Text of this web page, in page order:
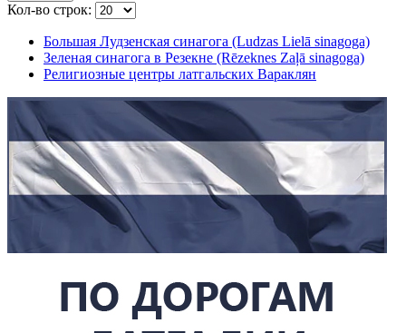
Кол-во строк:
Большая Лудзенская синагога (Ludzas Lielā sinagoga)
Зеленая синагога в Резекне (Rēzeknes Zaļā sinagoga)
Религиозные центры латгальских Вараклян